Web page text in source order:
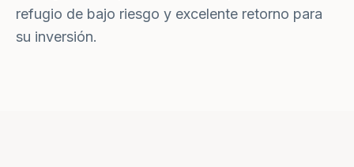
refugio de bajo riesgo y excelente retorno para
su inversión.